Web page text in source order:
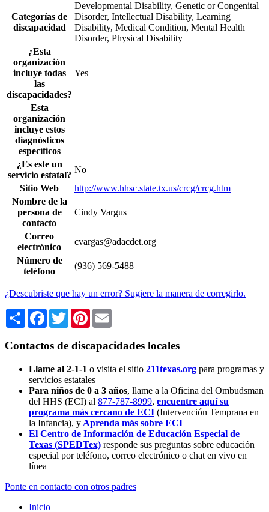
Categorías de
discapacidad
Developmental Disability, Genetic or Congenital
Disorder, Intellectual Disability, Learning
Disability, Medical Condition, Mental Health
Disorder, Physical Disability
¿Esta
organización
incluye todas
las
discapacidades?
Yes
Esta
organización
incluye estos
diagnósticos
específicos
¿Es este un
servicio estatal?
No
Sitio Web
http://www.hhsc.state.tx.us/crcg/crcg.htm
Nombre de la
persona de
contacto
Cindy Vargus
Correo
electrónico
cvargas@adacdet.org
Número de
teléfono
(936) 569-5488
¿Descubriste que hay un error? Sugiere la manera de corregirlo.
Share Facebook
TwitterPinterest
Contactos de discapacidades locales
Llame al 2-1-1 o visita el sitio 211texas.org para programas y
servicios estatales
Para niños de 0 a 3 años, llame a la Oficina del Ombudsman
del HHS (ECI) al 877-787-8999, encuentre aquí su
programa más cercano de ECI (Intervención Temprana en
la Infancia), y Aprenda más sobre ECI
El Centro de Información de Educación Especial de
Texas (SPEDTex) responde sus preguntas sobre educación
especial por teléfono, correo electrónico o chat en vivo en
línea
Ponte en contacto con otros padres
Inicio